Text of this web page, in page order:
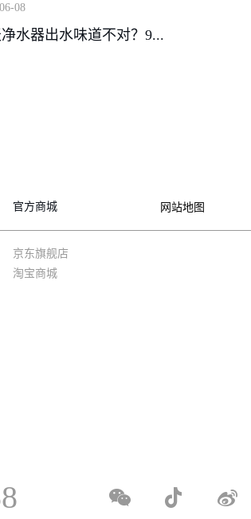
08
水器出水味道不对？9...
官方商城 网站地图
京东旗舰店
淘宝商城